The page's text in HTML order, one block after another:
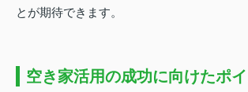
とが期待できます。
空き家活用の成功に向けたポ